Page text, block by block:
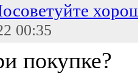
00:35
покупке?